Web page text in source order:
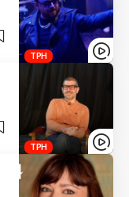
ТРН
ТРН